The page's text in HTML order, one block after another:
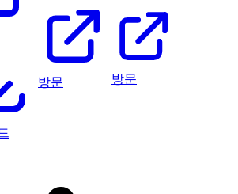
방문 방문